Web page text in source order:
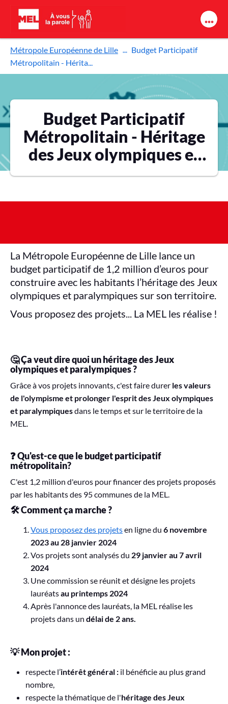
Aller au contenu principal
Métropole Européenne de Lille
Budget Participatif
Métropolitain - Hérita...
Budget Participatif
Métropolitain - Héritage
des Jeux olympiques et
paralympiques 2024
La Métropole Européenne de Lille lance un
budget participatif de 1,2 million d’euros pour
construire avec les habitants l’héritage des Jeux
olympiques et paralympiques sur son territoire.
Vous proposez des projets... La MEL les réalise !
🤔 Ça veut dire quoi un héritage desJeux
olympiques et paralympiques ?
Grâce à vos projets innovants, c'est faire durer les valeurs
de l'olympisme et prolonger l'esprit des Jeux olympiques
et paralympiquesdans le tempset sur le territoire de la
MEL.
❓ Qu'est-ce que le budget participatif
métropolitain?
C'est 1,2 million d'euros pour financer des projets proposés
par les habitants des 95 communes de la MEL.
🛠 Comment ça marche ?
Vous proposez des projetsen ligne du 6 novembre
2023 au 28 janvier 2024
Vos projets sont analysés du 29 janvier au 7 avril
2024
Une commission se réunitet désigne les projets
lauréatsau printemps 2024
Après l'annonce des lauréats, la MEL réalise les
projets dans un délai de 2 ans.
💡 Mon projet :
respecte l’intérêt général : il bénéficie au plus grand
nombre,
respecte la thématique de l'héritage desJeux